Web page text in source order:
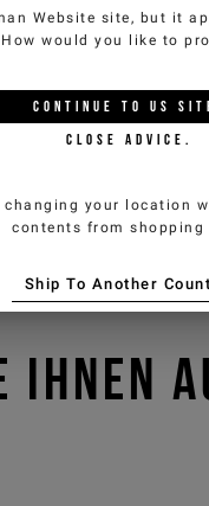
IHNEN
Website site, but it
How would you like to
CONTINUE TO US
CLOSE ADVICE.
changing your location
contents from shopping
Ship To Another